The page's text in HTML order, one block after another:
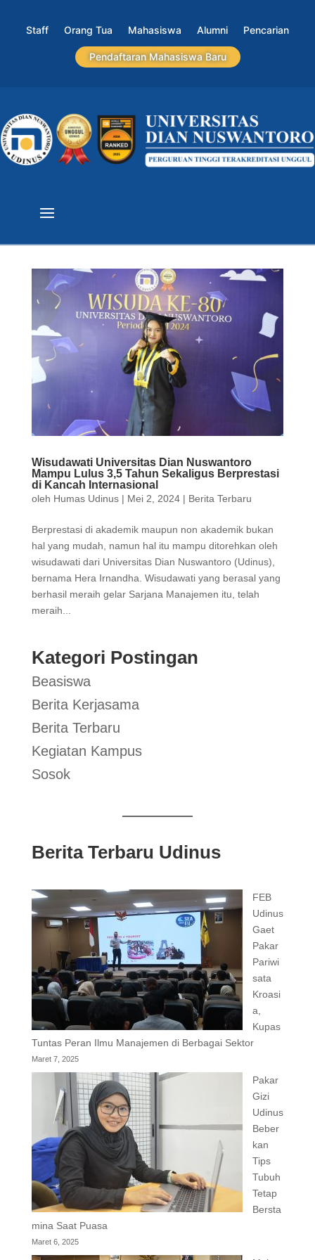
Staff Orang Tua Mahasiswa Alumni Pencarian
Pendaftaran Mahasiswa Baru
Wisudawati Universitas Dian Nuswantoro
Mampu Lulus 3,5 Tahun Sekaligus Berprestasi
di Kancah Internasional
oleh Humas Udinus| Mei 2, 2024| Berita Terbaru
Berprestasi di akademik maupun non akademik bukan
hal yang mudah, namun hal itu mampu ditorehkan oleh
wisudawati dari Universitas Dian Nuswantoro (Udinus),
bernama Hera Irnandha. Wisudawati yang berasal yang
berhasil meraih gelar Sarjana Manajemen itu, telah
meraih...
Kategori Postingan
Beasiswa
Berita Kerjasama
Berita Terbaru
Kegiatan Kampus
Sosok
Berita Terbaru Udinus
FEB
Udinus
Gaet
Pakar
Pariwi
sata
Kroasi
a,
Kupas
Tuntas Peran Ilmu Manajemen di Berbagai Sektor
Maret 7, 2025
Pakar
Gizi
Udinus
Beber
kan
Tips
Tubuh
Tetap
Bersta
mina Saat Puasa
Maret 6, 2025